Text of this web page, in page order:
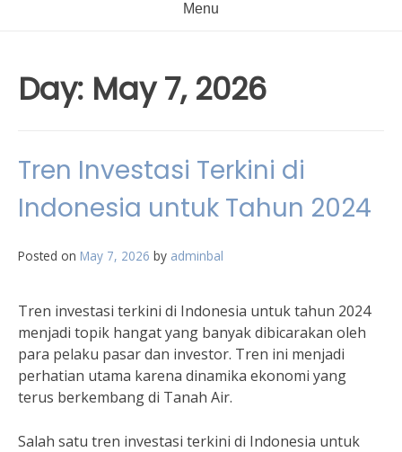
Menu
Day: May 7, 2026
Tren Investasi Terkini di
Indonesia untuk Tahun 2024
Posted on May 7, 2026 by adminbal
Tren investasi terkini di Indonesia untuk tahun 2024
menjadi topik hangat yang banyak dibicarakan oleh
para pelaku pasar dan investor. Tren ini menjadi
perhatian utama karena dinamika ekonomi yang
terus berkembang di Tanah Air.
Salah satu tren investasi terkini di Indonesia untuk